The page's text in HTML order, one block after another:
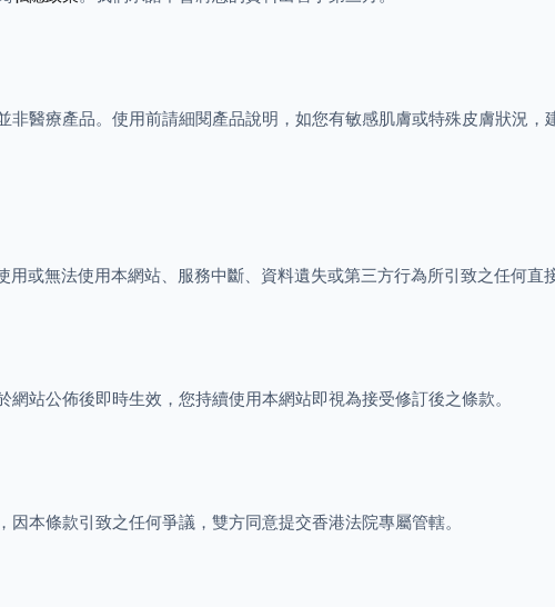
非醫療產品。使用前請細閱產品說明，如您有敏感肌膚或特殊皮膚狀況
或無法使用本網站、服務中斷、資料遺失或第三方行為所引致之任何直
站公佈後即時生效，您持續使用本網站即視為接受修訂後之條款。
因本條款引致之任何爭議，雙方同意提交香港法院專屬管轄。